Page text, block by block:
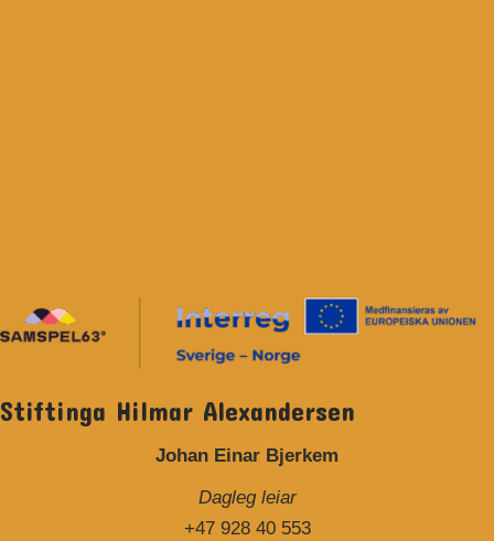
Stiftinga Hilmar Alexandersen
Johan Einar Bjerkem
Dagleg leiar
+47 928 40 553